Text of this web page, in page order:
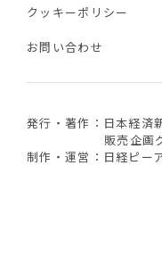
クッキーポリシー
お問い合わせ
発行・著作：日本経済
販売企画
制作・運営：日経ピー